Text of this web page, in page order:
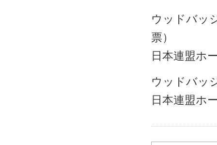
ウッドバッ
票）
日本連盟
ウッドバッ
日本連盟